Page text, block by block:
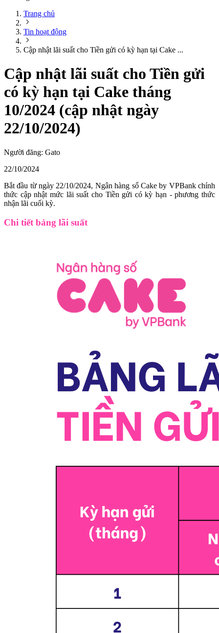
Trang chủ
Tin hoạt động
Cập nhật lãi suất cho Tiền gửi có kỳ hạn tại Cake ...
Cập nhật lãi suất cho Tiền gửi
có kỳ hạn tại Cake tháng
10/2024 (cập nhật ngày
22/10/2024)
Người đăng: Gato
22/10/2024
Bắt đầu từ ngày 22/10/2024, Ngân hàng số Cake by VPBank chính
thức cập nhật mức lãi suất cho Tiền gửi có kỳ hạn - phương thức
nhận lãi cuối kỳ.
Chi tiết bảng lãi suất